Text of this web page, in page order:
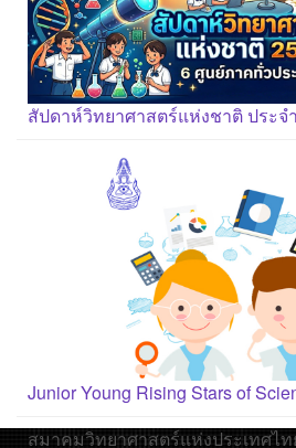
สัปดาห์วิทยาศาสตร์แห่งชาติ ประจ
Junior Young Rising Stars of
สมาคมวิทยาศาสตร์แห่งประเทศไ